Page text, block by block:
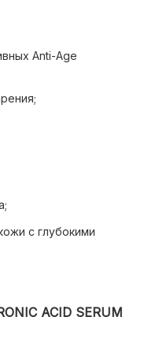
Anti-Age
с глубокими
ACID SERUM